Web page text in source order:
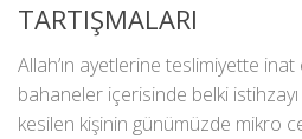
TARTIŞMALARI
Allah’ın ayetlerine teslimiyette
bahaneler içerisinde belki
kesilen kişinin günümüzde mikro